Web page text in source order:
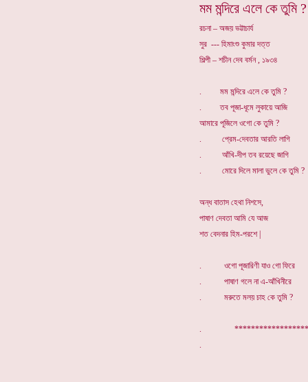
মম মন্দিরে এলে কে তুমি ?
রচনা – অজয় ভট্টাচার্য
সুর --- হিমাংশু কুমার দত্ত
শিল্পী – শচীন দেব বর্মন , ১৯৩৪
. মম মন্দিরে এলে কে তুমি ?
. তব পূজা-ধূমে লুকায়ে আজি
আমারে পূজিলে ওগো কে তুমি ?
. প্রেম-দেবতার আরতি লাগি
. আঁখি-দীপ তব রয়েছে জাগি
. মোরে দিলে মালা ভুলে কে তুমি ?
অন্ধ বাতাস হেথা নিশসে,
পাষাণ দেবতা আমি যে আজ
শত বেদনার হিম-পরশে |
. ওগো পূজারিণী যাও গো ফিরে
. পাষাণ গলে না এ-আঁখিনীরে
. মরুতে মলয় চাহ কে তুমি ?
.